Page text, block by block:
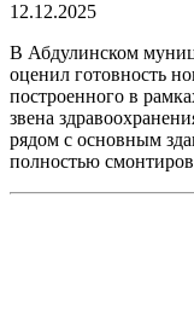
12.12.2025
В Абдулинском
оценил готовность
построенного в
звена
рядом с основным
полностью